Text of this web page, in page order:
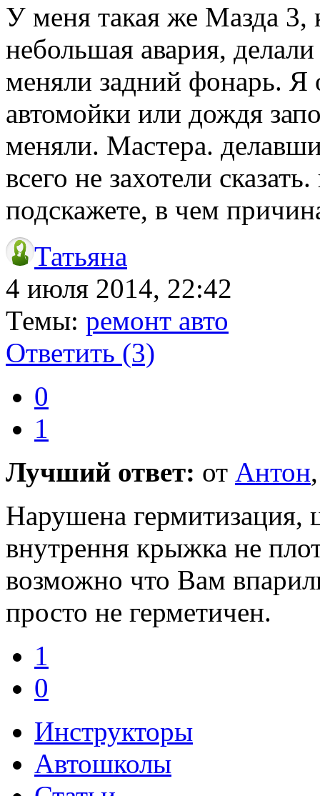
У меня такая же Мазда 3,
небольшая авария,
меняли задний фонарь. Я
автомойки или дождя
меняли. Мастера.
всего не захотели
подскажете, в чем
Татьяна
4 июля 2014, 22:42
Темы: ремонт авто
Ответить (3)
0
1
Лучший ответ: от Антон
Нарушена гермитизация,
внутрення крыжка не
возможно что Вам
просто не герметичен.
1
0
Инструкторы
Автошколы